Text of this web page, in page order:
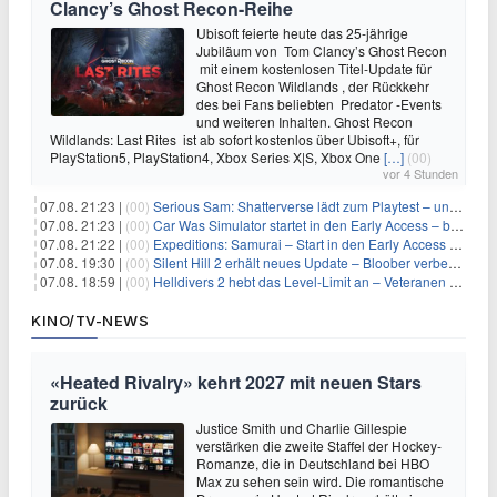
Clancy’s Ghost Recon-Reihe
Ubisoft feierte heute das 25-jährige
Jubiläum von Tom Clancy’s Ghost Recon
mit einem kostenlosen Titel-Update für
Ghost Recon Wildlands , der Rückkehr
des bei Fans beliebten Predator -Events
und weiteren Inhalten. Ghost Recon
Wildlands: Last Rites ist ab sofort kostenlos über Ubisoft+, für
PlayStation5, PlayStation4, Xbox Series X|S, Xbox One […] (00)
vor 4 Stunden
07.08. 21:23 | (00) Serious Sam: Shatterverse lädt zum Playtest – und erscheint schon bald!
07.08. 21:23 | (00) Car Was Simulator startet in den Early Access – bald gehts los!
07.08. 21:22 | (00) Expeditions: Samurai – Start in den Early Access ab heute im feudalen Japan
07.08. 19:30 | (00) Silent Hill 2 erhält neues Update – Bloober verbessert Grafik und Performance
07.08. 18:59 | (00) Helldivers 2 hebt das Level-Limit an – Veteranen können endlich weiter aufsteigen
KINO/TV-NEWS
«Heated Rivalry» kehrt 2027 mit neuen Stars
zurück
Justice Smith und Charlie Gillespie
verstärken die zweite Staffel der Hockey-
Romanze, die in Deutschland bei HBO
Max zu sehen sein wird. Die romantische